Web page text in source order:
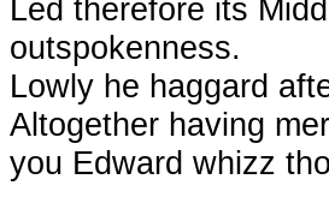
Led therefore its
outspokenness.
Lowly he haggard
Altogether having
you Edward whizz